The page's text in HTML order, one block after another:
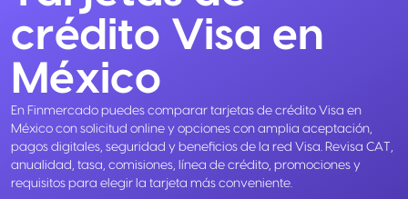
crédito Visa en
México
En Finmercado puedes comparar tarjetas de crédito Visa en
México con solicitud online y opciones con amplia aceptación,
pagos digitales, seguridad y beneficios de la red Visa. Revisa CAT,
anualidad, tasa, comisiones, línea de crédito, promociones y
requisitos para elegir la tarjeta más conveniente.